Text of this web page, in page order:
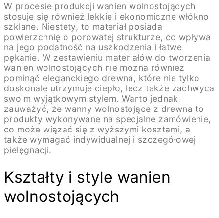
W procesie produkcji wanien wolnostojących
stosuje się również lekkie i ekonomiczne włókno
szklane. Niestety, to materiał posiada
powierzchnię o porowatej strukturze, co wpływa
na jego podatność na uszkodzenia i łatwe
pękanie. W zestawieniu materiałów do tworzenia
wanien wolnostojących nie można również
pominąć eleganckiego drewna, które nie tylko
doskonale utrzymuje ciepło, lecz także zachwyca
swoim wyjątkowym stylem. Warto jednak
zauważyć, że wanny wolnostojące z drewna to
produkty wykonywane na specjalne zamówienie,
co może wiązać się z wyższymi kosztami, a
także wymagać indywidualnej i szczegółowej
pielęgnacji.
Kształty i style wanien
wolnostojących